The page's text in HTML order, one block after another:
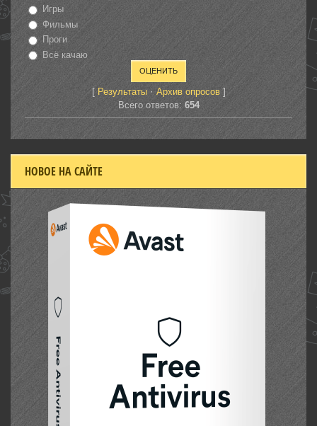
Игры
Фильмы
Проги
Всё качаю
[ Результаты· Архив опросов]
Всего ответов: 654
НОВОЕ НА САЙТЕ